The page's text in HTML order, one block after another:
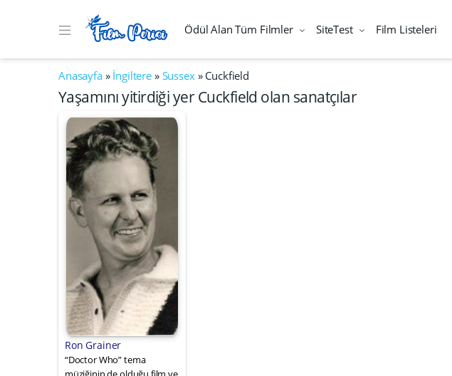
Ödül Alan Tüm Filmler SiteTest Film Listeleri
Anasayfa» İngiltere » Sussex» Cuckfield
Yaşamını yitirdiği yer Cuckfield olan sanatçılar
Ron Grainer
“Doctor Who” tema